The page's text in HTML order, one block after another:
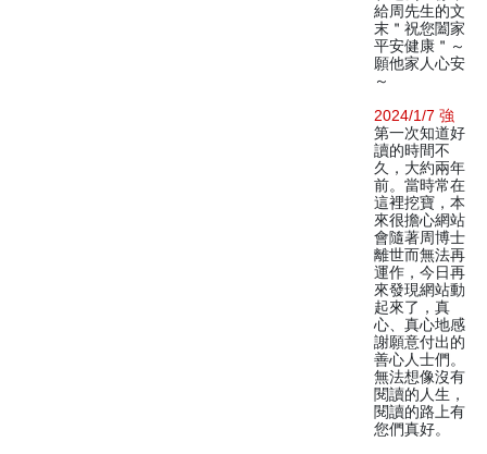
給周先生的文
末＂祝您闔家
平安健康＂～
願他家人心安
～
2024/1/7 強
第一次知道好
讀的時間不
久，大約兩年
前。當時常在
這裡挖寶，本
來很擔心網站
會隨著周博士
離世而無法再
運作，今日再
來發現網站動
起來了，真
心、真心地感
謝願意付出的
善心人士們。
無法想像沒有
閱讀的人生，
閱讀的路上有
您們真好。